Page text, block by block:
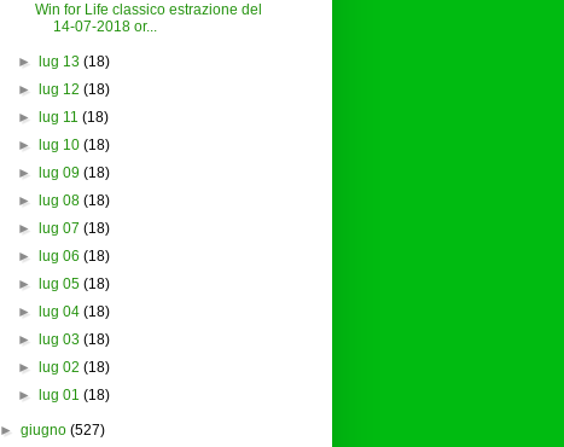
Win for Life classico estrazione del
14-07-2018 or...
► lug 13 (18)
►
lug 12 (18)
►
lug 11 (18)
►
lug 10 (18)
►
lug 09 (18)
►
lug 08 (18)
►
lug 07 (18)
►
lug 06 (18)
►
lug 05 (18)
►
lug 04 (18)
►
lug 03 (18)
►
lug 02 (18)
►
lug 01 (18)
►giugno (527)